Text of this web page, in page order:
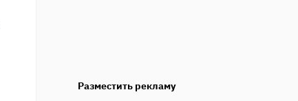
Разместить рекламу